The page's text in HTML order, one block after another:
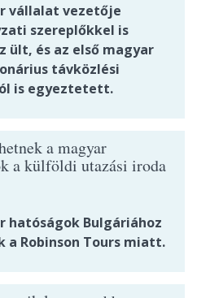
vállalat vezetője
szereplőkkel is
ült, és az első magyar
távközlési
is egyeztetett.
a magyar
a külföldi utazási iroda
hatóságok Bulgáriához
a Robinson Tours miatt.